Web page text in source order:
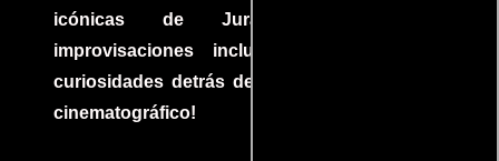
icónicas de Jurassic Park, con
improvisaciones incluidas. ¡Descubre las
curiosidades detrás del rodaje de un clásico
cinematográfico!